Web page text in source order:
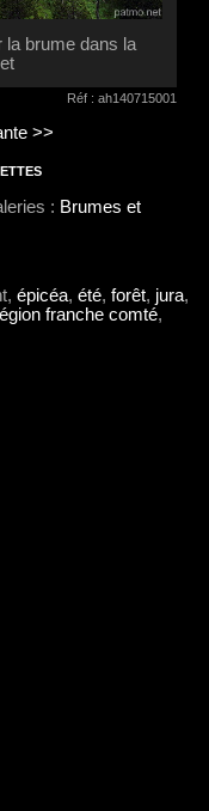
la brume dans la
Réf : ah140715001
>>
: Brumes et
épicéa, été, forêt, jura,
franche comté,